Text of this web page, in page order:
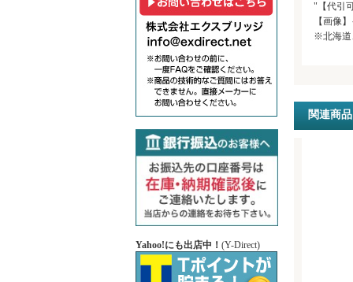
Yahoo!にも出店中！ (Y-Direct)
"【代引
【画像
※北海道
関連商品